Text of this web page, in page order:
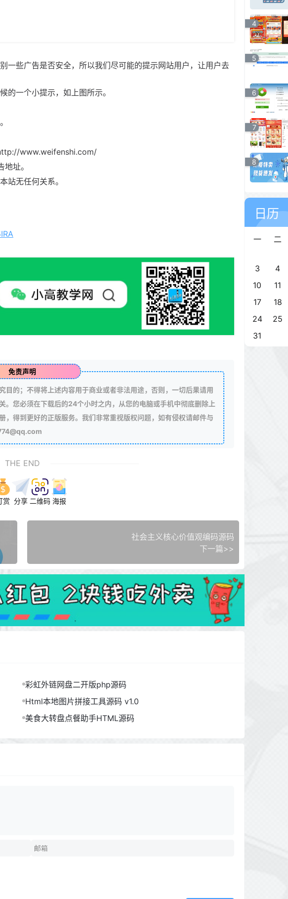
一些广告是否安全，所以我们尽可能的提示网站用户，让用户去
的一个小提示，如上图所示。
www.weifenshi.com/
址。
站无任何关系。
免责声明
目的；不得将上述内容用于商业或者非法用途，否则，一切后果请用
。您必须在下载后的24个小时之内，从您的电脑或手机中彻底删除上
，得到更好的正版服务。我们非常重视版权问题，如有侵权请邮件与
THE END
赏 分享 二维码 海报
社会主义核心价值观编码源码
下一篇>>
彩虹外链网盘二开版php源码
Html本地图片拼接工具源码 v1.0
美食大转盘点餐助手HTML源码
4
5
6
7
8
日历
一 二
3
4
10
11
17
18
24
25
31